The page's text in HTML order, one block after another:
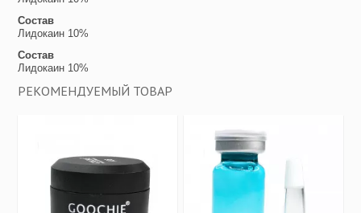
Состав
Лидокаин 10%
Состав
Лидокаин 10%
РЕКОМЕНДУЕМЫЙ ТОВАР